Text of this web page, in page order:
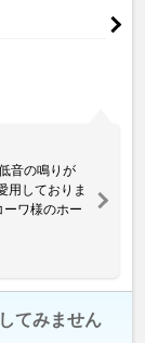
音の鳴りが
用しておりま
ワ様のホー
てみません